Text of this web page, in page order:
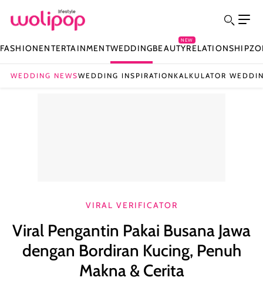
FASHIONENTERTAINMENTWEDDINGBEAUTY
NEW
RELATIONSHIP
WEDDING NEWSWEDDING INSPIRATION KALKULATOR
VIRAL VERIFICATOR
Viral Pengantin Pakai Busana Jawa
dengan Bordiran Kucing, Penuh
Makna & Cerita